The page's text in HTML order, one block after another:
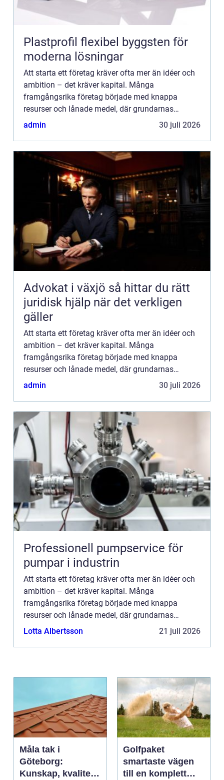
Plastprofil flexibel byggsten för
moderna lösningar
Att starta ett företag kräver ofta mer än idéer och
ambition – det kräver kapital. Många
framgångsrika företag började med knappa
resurser och lånade medel, där grundarnas
envishet, kr...
admin 30 juli 2026
Advokat i växjö så hittar du rätt
juridisk hjälp när det verkligen
gäller
Att starta ett företag kräver ofta mer än idéer och
ambition – det kräver kapital. Många
framgångsrika företag började med knappa
resurser och lånade medel, där grundarnas
envishet, kr...
admin 30 juli 2026
Professionell pumpservice för
pumpar i industrin
Att starta ett företag kräver ofta mer än idéer och
ambition – det kräver kapital. Många
framgångsrika företag började med knappa
resurser och lånade medel, där grundarnas
envishet, kr...
Lotta Albertsson 21 juli 2026
Måla tak i
Göteborg:
Kunskap, kvalitet
Golfpaket
smartaste vägen
till en komplett